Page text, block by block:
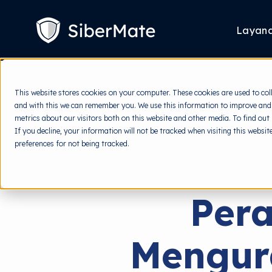
This website stores cookies on your computer. These cookies are used to
and with this we can remember you. We use this information to improve
metrics about our visitors both on this website and other media. To find
If you decline, your information will not be tracked when visiting this
preferences for not being tracked.
CONTENT